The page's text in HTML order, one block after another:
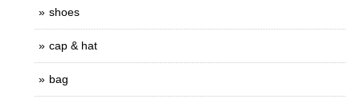
shoes
cap & hat
bag